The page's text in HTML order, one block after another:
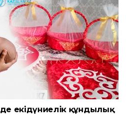
екідүниелік құндылық